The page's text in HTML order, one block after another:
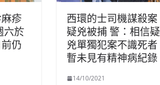
疹
六於
仍
西環的士司機謀殺案
疑兇被捕 警：相信疑
兇單獨犯案不識死者
暫未見有精神病紀錄
14/10/2021